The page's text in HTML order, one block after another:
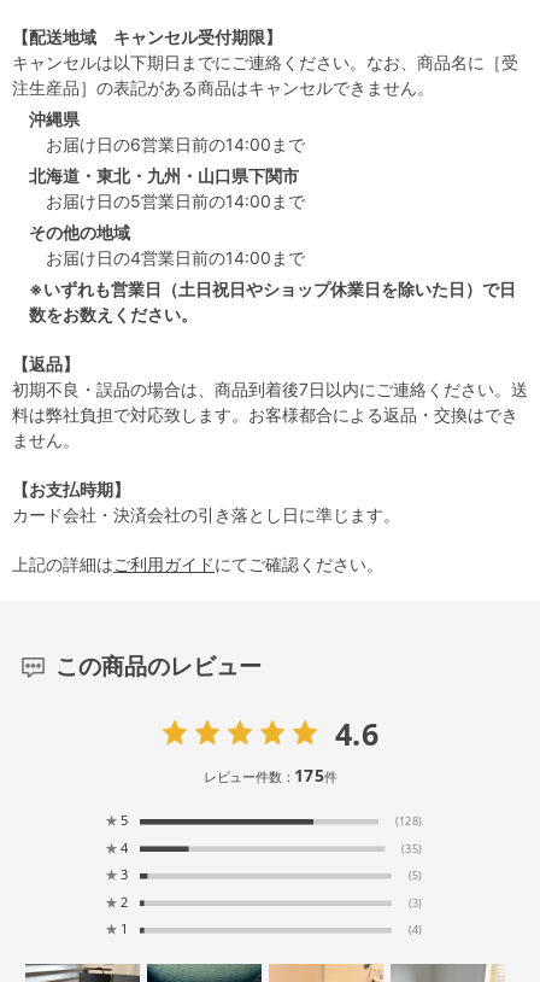
【配送地域 キャンセル受付期限】
キャンセルは以下期日までにご連絡ください。なお、商品名に［受
注生産品］の表記がある商品はキャンセルできません。
沖縄県
お届け日の6営業日前の14:00まで
北海道・東北・九州・山口県下関市
お届け日の5営業日前の14:00まで
その他の地域
お届け日の4営業日前の14:00まで
※いずれも営業日（土日祝日やショップ休業日を除いた日）で日
数をお数えください。
【返品】
初期不良・誤品の場合は、商品到着後7日以内にご連絡ください。送
料は弊社負担で対応致します。お客様都合による返品・交換はでき
ません。
【お支払時期】
カード会社・決済会社の引き落とし日に準じます。
上記の詳細はご利用ガイドにてご確認ください。
この商品のレビュー
4.6
レビュー件数： 175件
★ 5 (128)
★ 4 (35)
★ 3 (5)
★ 2 (3)
★ 1 (4)